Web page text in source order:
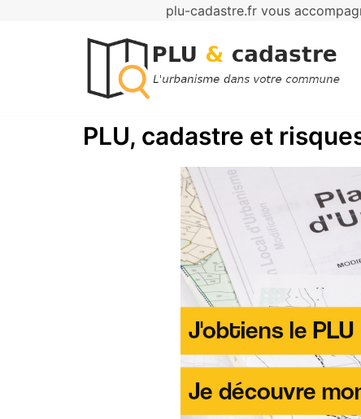
plu-cadastre.fr vous
PLU, cadastre et